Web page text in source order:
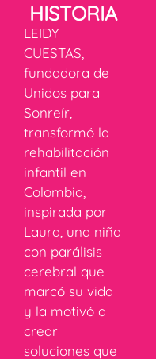
HISTORIA
LEIDY
CUESTAS,
fundadora de
Unidos para
Sonreír,
transformó la
rehabilitación
infantil en
Colombia,
inspirada por
Laura, una niña
con parálisis
cerebral que
marcó su vida
y la motivó a
crear
soluciones que